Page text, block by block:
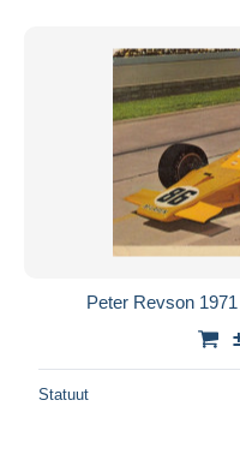
Peter Revson
Statuut